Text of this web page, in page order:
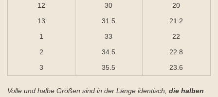
12
13
1
2
3
30
31.5
33
34.5
35.5
20
21.2
22
22.8
23.6
Volle und halbe Größen sind in der Länge identisch, die halben